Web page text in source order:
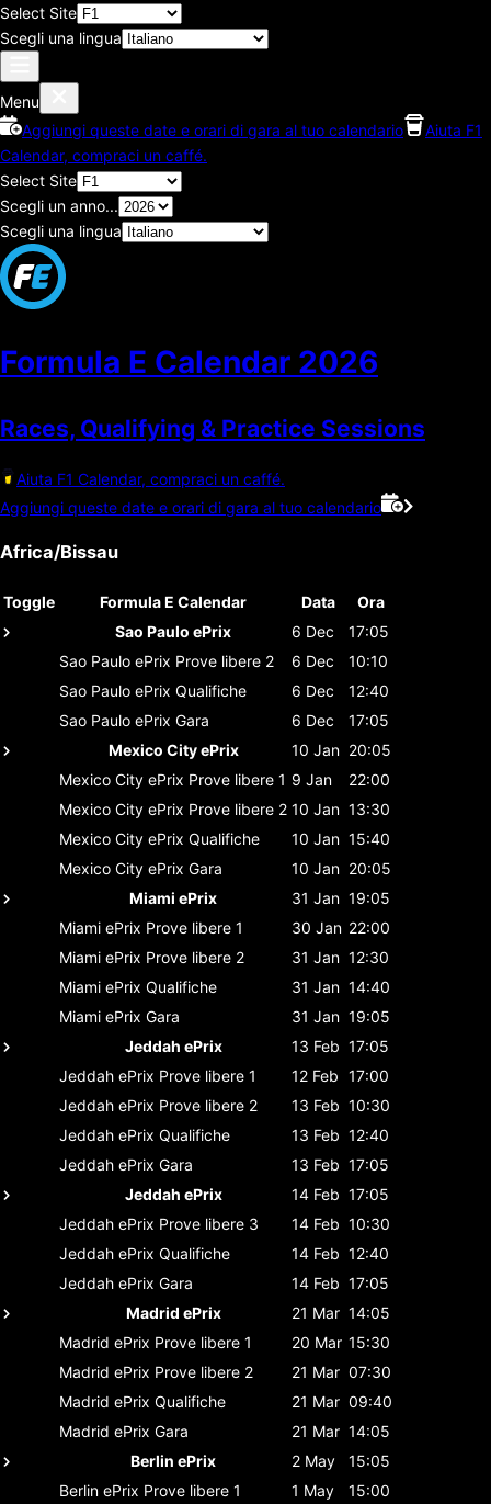
Select Site
Scegli una lingua
Menu
Aggiungi queste date e orari di gara al tuo calendario
Aiuta F1
Calendar, compraci un caffé.
Select Site
Scegli un anno...
Scegli una lingua
Formula E Calendar 2026
Races, Qualifying & Practice Sessions
Aiuta F1 Calendar, compraci un caffé.
Aggiungi queste date e orari di gara al tuo calendario
Africa/Bissau
Toggle Formula E Calendar Data
Ora
Sao Paulo ePrix
6 Dec
17:05
Sao Paulo ePrix Prove libere 2 6 Dec
10:10
Sao Paulo ePrix Qualifiche 6 Dec
12:40
Sao Paulo ePrix Gara 6 Dec
17:05
Mexico City ePrix
10 Jan 20:05
Mexico City ePrix Prove libere 1 9 Jan
22:00
Mexico City ePrix Prove libere 2 10 Jan 13:30
Mexico City ePrix Qualifiche 10 Jan 15:40
Mexico City ePrix Gara 10 Jan 20:05
Miami ePrix
31 Jan 19:05
Miami ePrix Prove libere 1 30 Jan 22:00
Miami ePrix Prove libere 2 31 Jan 12:30
Miami ePrix Qualifiche 31 Jan 14:40
Miami ePrix Gara 31 Jan 19:05
Jeddah ePrix
13 Feb 17:05
Jeddah ePrix Prove libere 1 12 Feb 17:00
Jeddah ePrix Prove libere 2 13 Feb 10:30
Jeddah ePrix Qualifiche 13 Feb 12:40
Jeddah ePrix Gara 13 Feb 17:05
Jeddah ePrix
14 Feb 17:05
Jeddah ePrix Prove libere 3 14 Feb 10:30
Jeddah ePrix Qualifiche 14 Feb 12:40
Jeddah ePrix Gara 14 Feb 17:05
Madrid ePrix
21 Mar 14:05
Madrid ePrix Prove libere 1 20 Mar 15:30
Madrid ePrix Prove libere 2 21 Mar 07:30
Madrid ePrix Qualifiche 21 Mar 09:40
Madrid ePrix Gara 21 Mar 14:05
Berlin ePrix
2 May
15:05
Berlin ePrix Prove libere 1 1 May
15:00